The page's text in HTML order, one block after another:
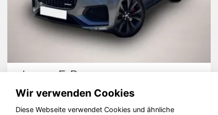
Jaguar F-Pace
Wir verwenden Cookies
Diese Webseite verwendet Cookies und ähnliche